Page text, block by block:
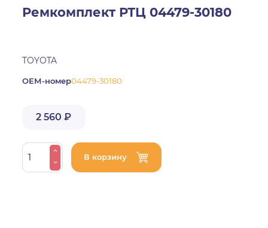
Ремкомплект РТЦ 04479-30180
TOYOTA
ОЕМ-номер04479-30180
2 560 ₽
В корзину